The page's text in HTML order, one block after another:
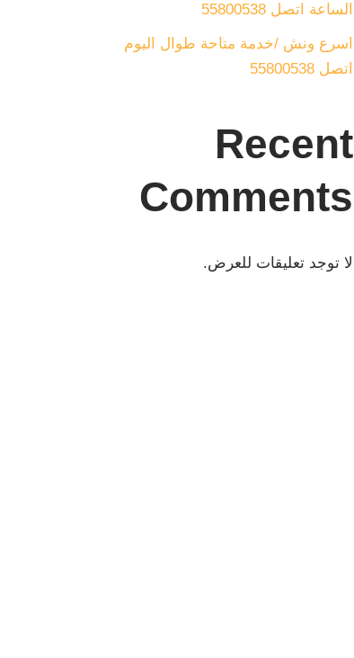
الساعة اتصل 55800538
اسرع ونش /خدمة متاحة طوال اليوم
اتصل 55800538
Recent
Comments
لا توجد تعليقات للعرض.